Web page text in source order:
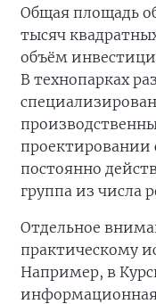
Общая площадь
тысяч
объём
В технопарках
проектировании
постоянно
группа из числа
Отдельное
практическому
Например, в